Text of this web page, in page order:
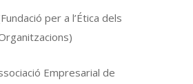
per a l’Ética dels
Empresarial de